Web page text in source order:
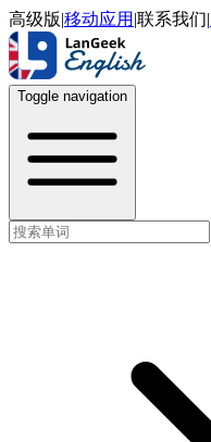
高级版|移动应用 |联系我们|
Toggle navigation